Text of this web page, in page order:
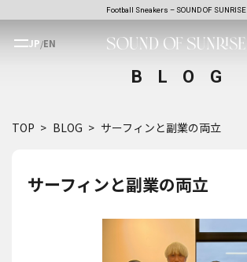
Football Sneakers – SOUND OF SUNRISE
JP/EN
BLOG
TOP BLOG サーフィンと副業の両立
サーフィンと副業の両立